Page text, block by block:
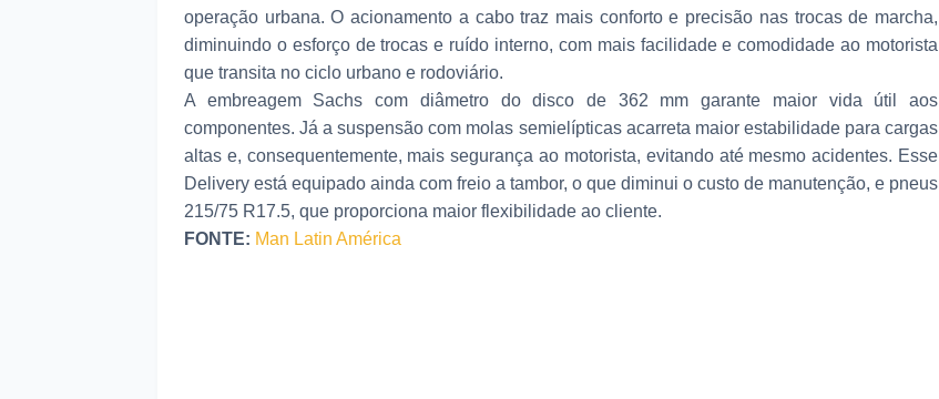
operação urbana. O acionamento a cabo traz mais conforto e precisão nas trocas de marcha,
diminuindo o esforço de trocas e ruído interno, com mais facilidade e comodidade ao motorista
que transita no ciclo urbano e rodoviário.
A embreagem Sachs com diâmetro do disco de 362 mm garante maior vida útil aos
componentes. Já a suspensão com molas semielípticas acarreta maior estabilidade para cargas
altas e, consequentemente, mais segurança ao motorista, evitando até mesmo acidentes. Esse
Delivery está equipado ainda com freio a tambor, o que diminui o custo de manutenção, e pneus
215/75 R17.5, que proporciona maior flexibilidade ao cliente.
FONTE: Man Latin América